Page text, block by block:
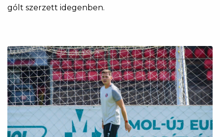
gólt szerzett idegenben.